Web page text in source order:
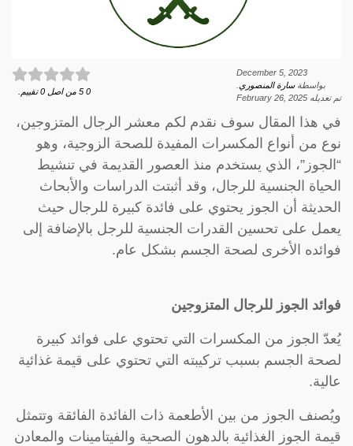
December 5, 2023
بواسطةسارة المنصوري
تم تعديله February 26, 2025
0
5 من اصل 0 تقييم.
في هذا المقال سوف نقدم لكم معشر الرجال المتزوجين،
نوع من أنواع المكسرات المفيدة للصحة الزوجية، وهو
“الجوز”، الذي يستخدم منذ العصور القديمة في تنشيط
الحياة الجنسية للرجال، وقد أثبتت الدراسات والأبحاث
الحديثة أن الجوز يحتوي على فائدة كبيرة للرجال حيث
يعمل على تحسين القدرات الجنسية للرجل بالإضافة إلى
فوائده الأخرى لصحة الجسم بشكل عام.
فوائد الجوز للرجال المتزوجين
يُعدّ الجوز من المكسرات التي تحتوي على فوائد كبيرة
لصحة الجسم بسبب تركيبته التي تحتوي على قيمة غذائية
عالية.
ويُصنف الجوز من بين الأطعمة ذات الفائدة الفائقة وتتمثل
قيمة الجوز الغذائية بالدهون الصحية والفيتامينات والمعادن